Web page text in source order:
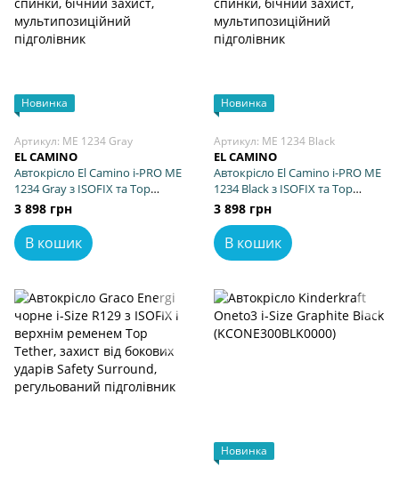
Новинка
Артикул: ME 1234 Gray
EL CAMINO
Автокрісло El Camino i-PRO ME
1234 Gray з ISOFIX та Top
Tether, регулювання спинки,
бічний захист,
мультипозиційний
підголівник
3 898 грн
В кошик
Новинка
Артикул: ME 1234 Black
EL CAMINO
Автокрісло El Camino i-PRO ME
1234 Black з ISOFIX та Top
Tether, регулювання спинки,
бічний захист,
мультипозиційний
підголівник
3 898 грн
В кошик
Новинка